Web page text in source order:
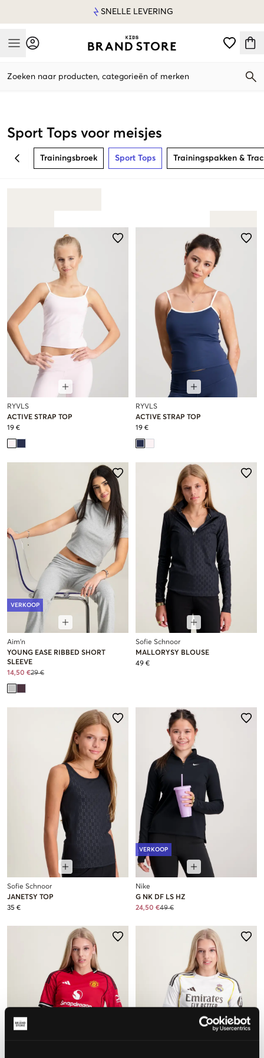
SNELLE LEVERING
Mobile Menu
Zoeken naar producten, categorieën of merken
Sport Tops voor meisjes
BACK Trainingsbroek Sport Tops Trainingspakken &
RYVLS
ACTIVE STRAP TOP
19 €
RYVLS
ACTIVE STRAP TOP
19 €
VERKOOP
Aim'n
YOUNG EASE RIBBED SHORT
SLEEVE
14,50 €29 €
Sofie Schnoor
MALLORYSY BLOUSE
49 €
Sofie Schnoor
JANETSY TOP
35 €
VERKOOP
Nike
G NK DF LS HZ
24,50 €49 €